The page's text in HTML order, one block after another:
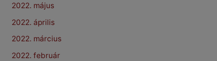
2022. május
2022. április
2022. március
2022. február